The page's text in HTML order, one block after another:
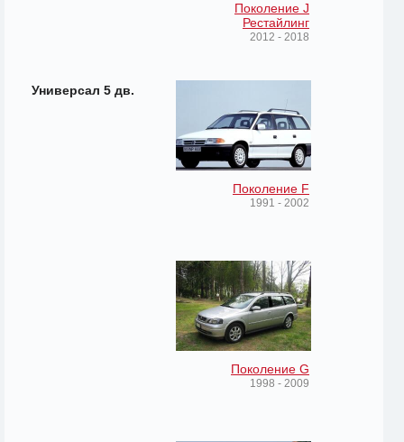
Поколение J
Рестайлинг
2012 - 2018
Универсал 5 дв.
Поколение F
1991 - 2002
Поколение G
1998 - 2009